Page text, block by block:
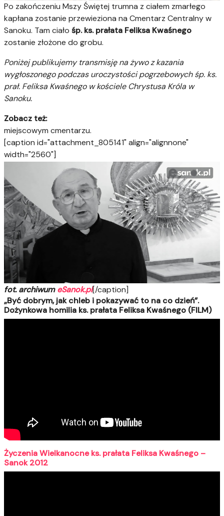
Po zakończeniu Mszy Świętej trumna z ciałem zmarłego
kapłana zostanie przewieziona na Cmentarz Centralny w
Sanoku. Tam ciało śp. ks. prałata Feliksa Kwaśnego
zostanie złożone do grobu.
Poniżej publikujemy transmisję na żywo z kazania
wygłoszonego podczas uroczystości pogrzebowych śp. ks.
prał. Feliksa Kwaśnego w kościele Chrystusa Króla w
Sanoku.
Zobacz też:
miejscowym cmentarzu.
[caption id="attachment_805141" align="alignnone"
width="2560"]
fot. archiwumeSanok.pl[/caption]
„Być dobrym, jak chleb i pokazywać to na co dzień”.
Dożynkowa homilia ks. prałata Feliksa Kwaśnego (FILM)
Życzenia Wielkanocne ks. prałata Feliksa Kwaśnego –
Sanok 2012